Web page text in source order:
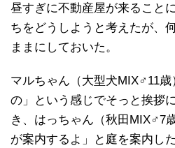
昼すぎに不動産屋が来ること
ちをどうしようと考えたが、
ままにしておいた。
マルちゃん（大型犬MIX♂11
の」という感じでそっと挨拶
き、はっちゃん（秋田MIX♂7
が案内するよ」と庭を案内した